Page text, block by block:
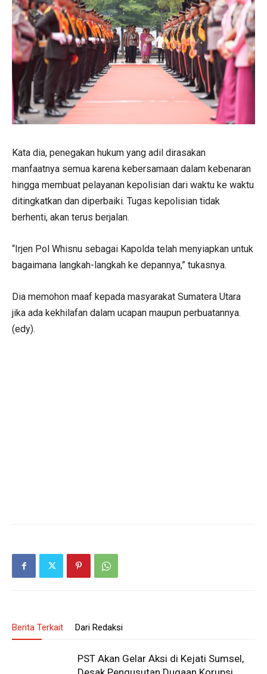
Kata dia, penegakan hukum yang adil dirasakan
manfaatnya semua karena kebersamaan dalam kebenaran
hingga membuat pelayanan kepolisian dari waktu ke waktu
ditingkatkan dan diperbaiki. Tugas kepolisian tidak
berhenti, akan terus berjalan.
“Irjen Pol Whisnu sebagai Kapolda telah menyiapkan untuk
bagaimana langkah-langkah ke depannya,” tukasnya.
Dia memohon maaf kepada masyarakat Sumatera Utara
jika ada kekhilafan dalam ucapan maupun perbuatannya.
(edy).
Berita Terkait Dari Redaksi
PST Akan Gelar Aksi di Kejati Sumsel,